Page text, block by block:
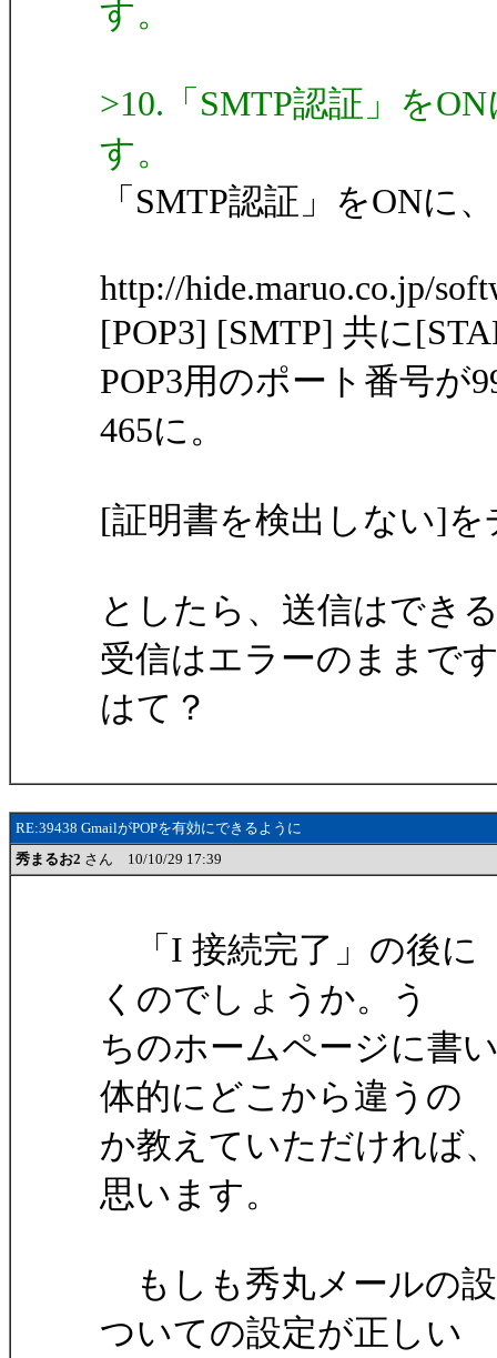
す。
>10.「SMTP認証」を
す。
「SMTP認証」をONに、
http://hide.maruo.co.jp/
[POP3] [SMTP] 共に
POP3用のポート番号が
465に。
[証明書を検出しない]を
としたら、送信はでき
受信はエラーのままで
はて？
RE:39438 GmailがPOPを有効にできるように
秀まるお2 さん 10/10/29 17:39
「I 接続完了」の後に
くのでしょうか。う
ちのホームページに書
体的にどこから違うの
か教えていただければ
思います。
もしも秀丸メールの
ついての設定が正しい